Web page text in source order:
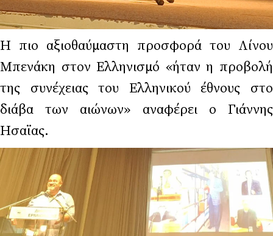
Η πιο αξιοθαύμαστη προσφορά του Λίνου
Μπενάκη στον Ελληνισμό «ήταν η προβολή
της συνέχειας του Ελληνικού έθνους στο
διάβα των αιώνων» αναφέρει ο Γιάννης
Ησαϊας.